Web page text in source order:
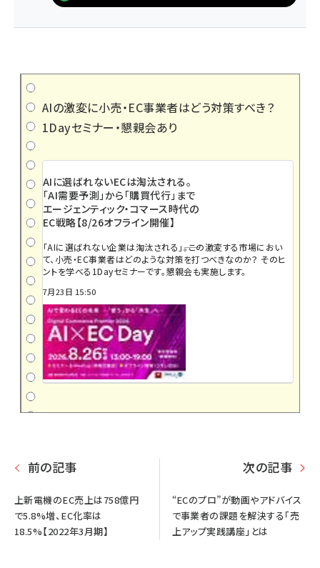
AIの激変に小売・EC事業者はどう対策すべき？
1Dayセミナー・懇親会あり
AIに選ばれないECは淘汰される。
「AI需要予測」から「購買代行」まで
エージェンティック・コマース時代の
EC戦略【8/26オフライン開催】
「AIに選ばれない企業は淘汰される」――。この激変する市場におい
て、小売・EC事業者はどのような対策を打つべきなのか？ そのヒ
ントを学べる1Dayセミナーです。懇親会も実施します。
7月23日 15:50
前の記事
上新電機のEC売上は758億円
で5.8%増、EC化率は
18.5%【2022年3月期】
次の記事
“ECのプロ”が動画やアドバイス
で事業者の課題を解決する「売
上アップ実践講座」とは